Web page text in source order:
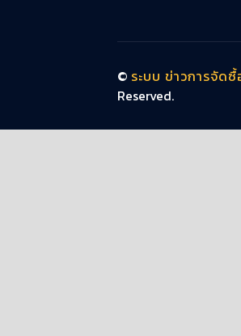
© ระบบ ข่าวการจัด
Reserved.